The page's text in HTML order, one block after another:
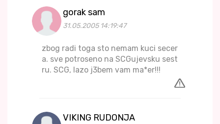
gorak sam
31.05.2005 14:19:47
zbog radi toga sto nemam kuci secer
a. sve potroseno na SCGujevsku sest
ru. SCG, lazo j3bem vam ma*er!!!
VIKING RUDONJA